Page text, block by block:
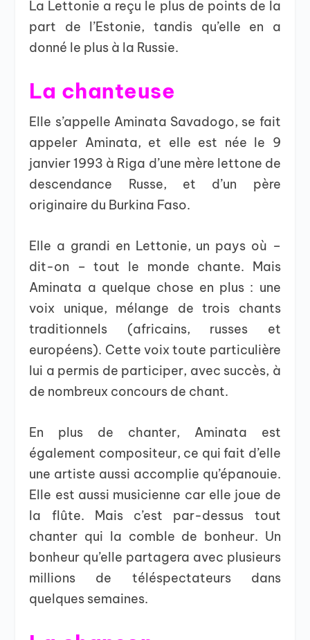
La Lettonie a reçu le plus de points de la
part de l’Estonie, tandis qu’elle en a
donné le plus à la Russie.
La chanteuse
Elle s’appelle Aminata Savadogo, se fait
appeler Aminata, et elle est née le 9
janvier 1993 à Riga d’une mère lettone de
descendance Russe, et d’un père
originaire du Burkina Faso.
Elle a grandi en Lettonie, un pays où –
dit-on – tout le monde chante. Mais
Aminata a quelque chose en plus : une
voix unique, mélange de trois chants
traditionnels (africains, russes et
européens). Cette voix toute particulière
lui a permis de participer, avec succès, à
de nombreux concours de chant.
En plus de chanter, Aminata est
également compositeur, ce qui fait d’elle
une artiste aussi accomplie qu’épanouie.
Elle est aussi musicienne car elle joue de
la flûte. Mais c’est par-dessus tout
chanter qui la comble de bonheur. Un
bonheur qu’elle partagera avec plusieurs
millions de téléspectateurs dans
quelques semaines.